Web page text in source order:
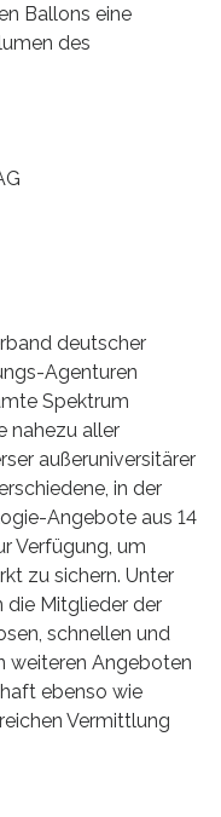
Ballons eine
des
deutscher
Agenturen
Spektrum
nahezu aller
außeruniversitärer
in der
Angebote aus 14
Verfügung, um
zu sichern. Unter
die Mitglieder der
schnellen und
weiteren Angeboten
ebenso wie
Vermittlung